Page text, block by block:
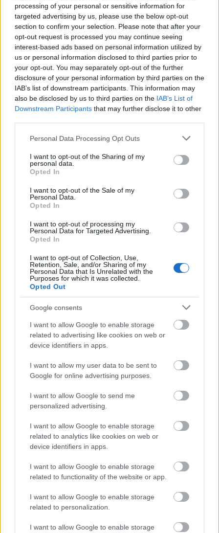
processing of your personal or sensitive information for
targeted advertising by us, please use the below opt-out
section to confirm your selection. Please note that after your
opt-out request is processed you may continue seeing
interest-based ads based on personal information utilized by
us or personal information disclosed to third parties prior to
your opt-out. You may separately opt-out of the further
disclosure of your personal information by third parties on the
IAB’s list of downstream participants. This information may
also be disclosed by us to third parties on the IAB’s List of
Downstream Participants that may further disclose it to other
Please note that this website/app uses one or more Google
not limited to your visit or usage behaviour. You may click to
grant or deny consent to Google and its third-party tags to
use your data for below specified purposes in below Google
consent section.
Personal Data Processing Opt Outs
I want to opt-out of the Sharing of my
personal data.
Opted In
I want to opt-out of the Sale of my
Personal Data.
Opted In
I want to opt-out of processing my
Personal Data for Targeted Advertising.
Opted In
I want to opt-out of Collection, Use,
Retention, Sale, and/or Sharing of my
Personal Data that Is Unrelated with the
Purposes for which it was collected.
Opted Out
Google consents
I want to allow Google to enable storage
related to advertising like cookies on web or
device identifiers in apps.
I want to allow my user data to be sent to
Google for online advertising purposes.
I want to allow Google to send me
personalized advertising.
I want to allow Google to enable storage
related to analytics like cookies on web or
device identifiers in apps.
I want to allow Google to enable storage
related to functionality of the website or app.
I want to allow Google to enable storage
related to personalization.
I want to allow Google to enable storage
tisztikar a szemünk előtt válik gyomorforgató
gittegyletté, akiknek semmi nem fontos, csak a saját
látszólagos becsületük, mely szónak az értelmét már
nem is ismerik. Megjegyezném: az már önmagában
hányingert keltő, hogy az ítéletet kegyelemkérés
után golyó általi halálra módosítják, és ugyanekkor,
akár a kivégzés forgatásának napján hány embert
akaszthattak fel a valóságban még akkor is ’56-
ért???? De természetesen a gaz tisztek a rohadt
alakok és nem a Kádár-rendszer ingyenélő
szemétládái...
Azonban ha csak a filmet nézzük, nagyon érdekes
ellentéteket fedezhetünk föl. Ferdinándy az abszolút
antihős, pedig az elején szimpatikus figura, Kállai
szerepen. A tiszttárs, Vallon hadnagy leginkább
élvhajhász, pénzsóvár sihederként jellemezhető,
közül az alapján választ magának mátkát, hogy
mennyi a vagyona és van-e adóssága. Amikor egy
városlakó beajánl neki egy kisasszonyt, akinek szép
lelke van, arra csak legyint; az nem olyan nagy baj!
ALigha nevezhető szimpatikusnak, annak ellenére,
hogy kedvenc Virág elvtársunk nagyon finom
eszközökkel rokonszenvessé formálja. Na most, ő,
miután a leendő apósa tönkremegy, mégis elveszi a
közben megszeretett kisasszonykát, mert tudja, hogy
ezt diktálja a tisztesség. (Persze ezután már katonai